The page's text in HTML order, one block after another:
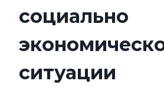
социально
ситуации